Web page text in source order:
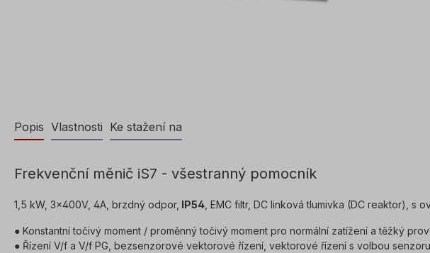
Popis Vlastnosti Ke stažení na
Frekvenční měnič iS7 - všestranný pomocník
1,5 kW, 3x400V, 4A, brzdný odpor, IP54 , EMC filtr, DC linková tlumivka (DC reaktor), s
● Konstantní točivý moment / proměnný točivý moment pro normální zatížení a těžký
● Řízení V/f a V/f PG, bezsenzorové vektorové řízení, vektorové řízení s volbou senzoru